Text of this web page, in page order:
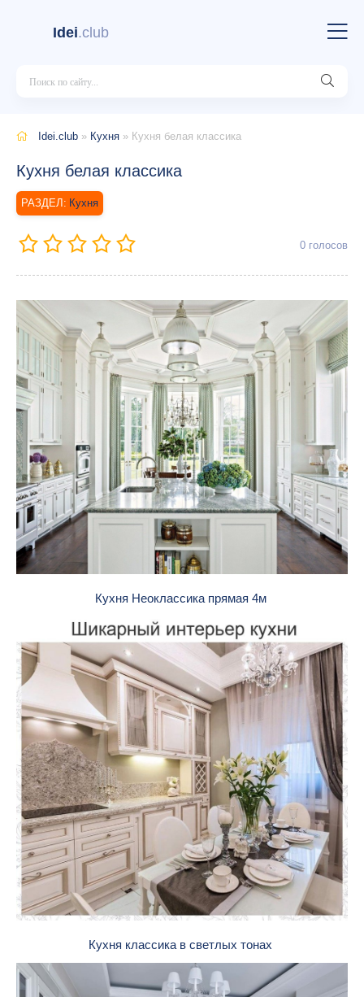
Idei.club
Idei.club » Кухня » Кухня белая классика
Кухня белая классика
Кухня
0 голосов
Кухня Неоклассика прямая 4м
Кухня классика в светлых тонах